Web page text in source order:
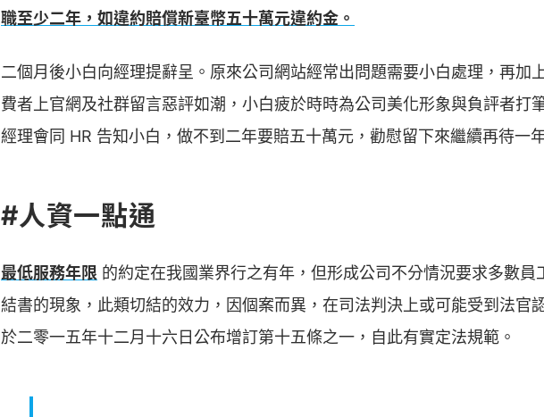
職至少二年，如違約賠償新臺幣五十萬元違約金。
二個月後小白向經理提辭呈。原來公司網站經常出問題需要小白處理，再加
費者上官網及社群留言惡評如潮，小白疲於時時為公司美化形象與負評者打
經理會同 HR 告知小白，做不到二年要賠五十萬元，勸慰留下來繼續再待一
#人資一點通
最低服務年限 的約定在我國業界行之有年，但形成公司不分情況要求多數員
結書的現象，此類切結的效力，因個案而異，在司法判決上或可能受到法官
於二零一五年十二月十六日公布增訂第十五條之一，自此有實定法規範。